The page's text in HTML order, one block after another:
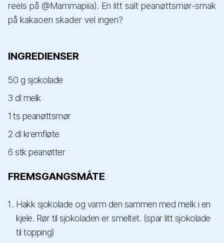
reels på @Mammapiia). En litt salt peanøttsmør-smak
på kakaoen skader vel ingen?
INGREDIENSER
50 g sjokolade
3 dl melk
1 ts peanøttsmør
2 dl kremfløte
6 stk peanøtter
FREMSGANGSMÅTE
Hakk sjokolade og varm den sammen med melk i en
kjele. Rør til sjokoladen er smeltet. (spar litt sjokolade
til topping)